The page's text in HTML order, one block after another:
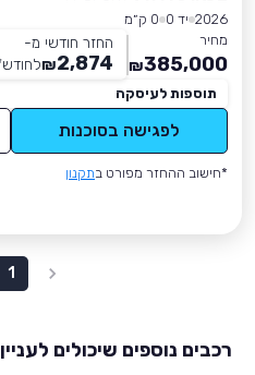
2026 יד 0
0 ק״מ
מחיר
385,000
₪
החזר חודשי מ-
2,874
₪לחודש
תוספות לעיסקה
לפגישה בסוכנות
*חישוב ההחזר מפורט בתקנון
1
רכבים נוספים שיכולים